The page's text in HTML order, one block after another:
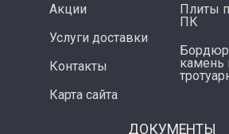
Акции
Услуги доставки
Контакты
Карта сайта
Плиты
ПК
камень
ДОКУМЕНТЫ